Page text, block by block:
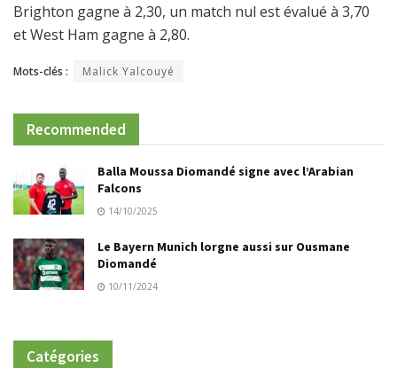
Brighton gagne à 2,30, un match nul est évalué à 3,70
et West Ham gagne à 2,80.
Mots-clés : Malick Yalcouyé
Recommended
Balla Moussa Diomandé signe avec l’Arabian
Falcons
14/10/2025
Le Bayern Munich lorgne aussi sur Ousmane
Diomandé
10/11/2024
Catégories